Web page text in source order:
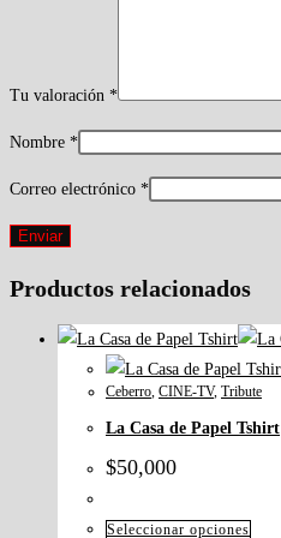
Tu valoración *
Nombre *
Correo electrónico *
Productos relacionados
Ceberro, CINE-TV, Tribute
La Casa de Papel Tshirt
$50,000
Seleccionar opciones